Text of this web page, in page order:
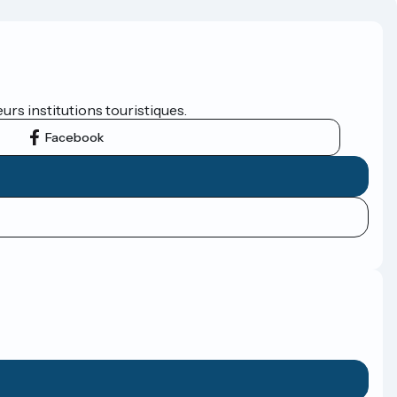
institutions touristiques.
Facebook